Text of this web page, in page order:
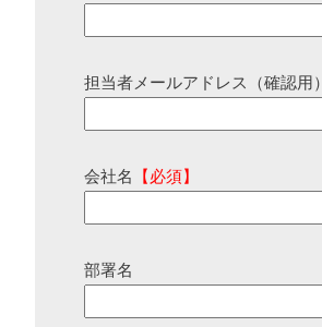
担当者メールアドレス（確認用）
会社名 【必須】
部署名